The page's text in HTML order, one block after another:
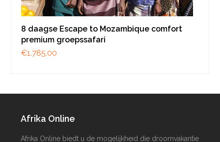
8 daagse Escape to Mozambique comfort
premium groepssafari
€1.785,00
Afrika Online
Afrika Online biedt u de mogelijkheid die droomvakantie